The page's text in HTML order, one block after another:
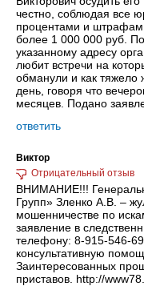
честно, соблюдая все
процентами и
более 1 000 000 руб.
указанному адресу
любит встречи на
обманули и как тяжело
день, говоря что
месяцев. Подано
ответить
Виктор
ВНИМАНИЕ!!!
Групп» Зленко А.В. –
мошенничестве по
заявление в
телефону: 8-915-546-
консультативную
Заинтересованных
приставов. http://